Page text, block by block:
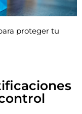
proteger tu